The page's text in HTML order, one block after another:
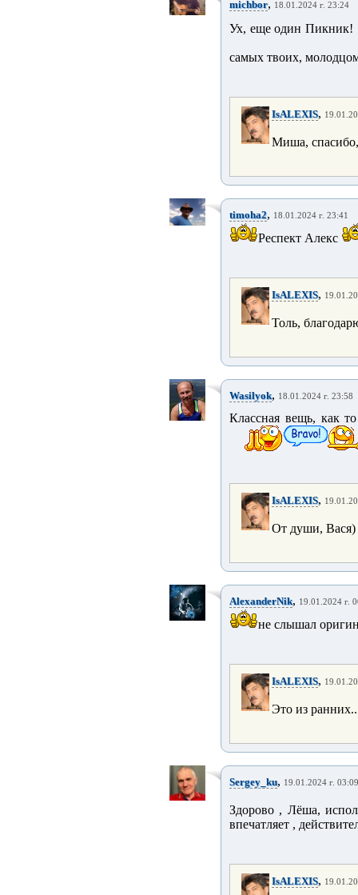
michbor, 18.01.2024 г. 23:24
Ух, еще один Пикник!
самых твоих,
IsALEXIS,
Миша,
timoha2, 18.01.2024 г. 23:41
Респект Алекс
IsALEXIS,
Толь,
Wasilyok, 18.01.2024 г. 23:58
Классная вещь, как
IsALEXIS,
От души, Вася)
AlexanderNik, 19.01.2024 г.
не слышал
IsALEXIS,
Это из
Sergey_ku, 19.01.2024 г. 03:09
Здорово , Лёша,
впечатляет ,
IsALEXIS,